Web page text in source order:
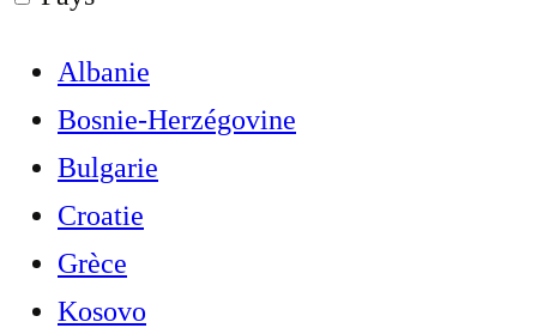
Albanie
Bosnie-Herzégovine
Bulgarie
Croatie
Grèce
Kosovo